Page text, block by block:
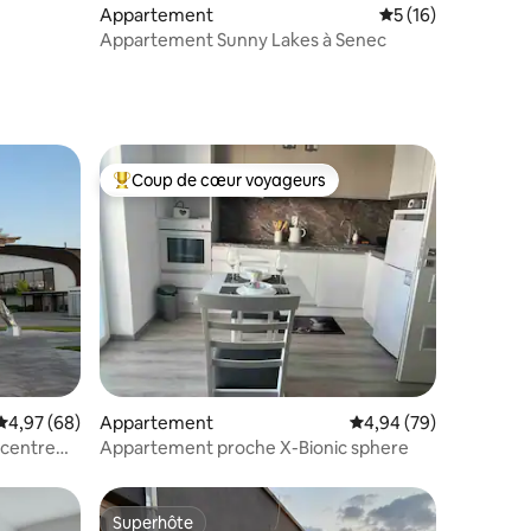
: 5 sur 5
Appartement Évaluation
5 (16)
Appartement Sunny Lakes à Senec
: 4,91 sur 5
moyenne sur la base de 68 commentaires : 4,97 sur 5
4,97 (68)
Coups de cœur voyageurs les plus appréciés
Coup de cœur voyageurs
Appartement Évaluation moyenne
4,94 (79)
Appartement proche X-Bionic sphere
Superhôte